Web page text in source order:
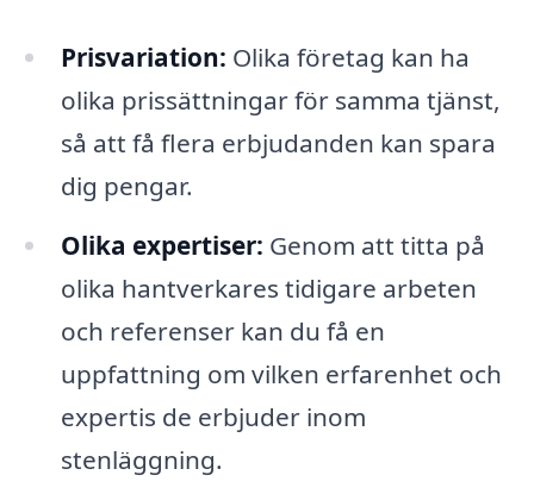
Prisvariation: Olika företag kan ha
olika prissättningar för samma tjänst,
så att få flera erbjudanden kan spara
dig pengar.
Olika expertiser: Genom att titta på
olika hantverkares tidigare arbeten
och referenser kan du få en
uppfattning om vilken erfarenhet och
expertis de erbjuder inom
stenläggning.